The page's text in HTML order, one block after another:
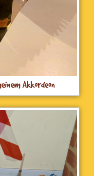
Akkordeon
und kam neugierig